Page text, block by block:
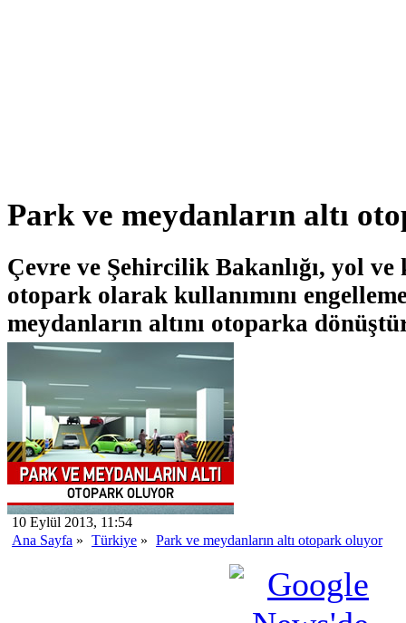
Park ve meydanların altı
Çevre ve Şehircilik Bakanlığı, yol ve
otopark olarak kullanımını
meydanların altını otoparka
10 Eylül 2013, 11:54
Ana Sayfa » Türkiye » Park ve meydanların altı otopark oluyor